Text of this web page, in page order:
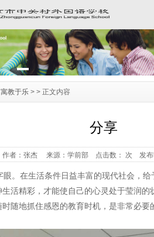
寓教于乐 > > 正文内容
分享
作者：张杰 来源：学前部 点击数： 次 发
。在生活条件日益丰富的现代社会，
生活精彩，才能使自己的心灵处于莹润
随地抓住感恩的教育时机，是非常必要